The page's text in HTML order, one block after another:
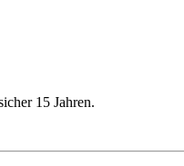
15 Jahren.